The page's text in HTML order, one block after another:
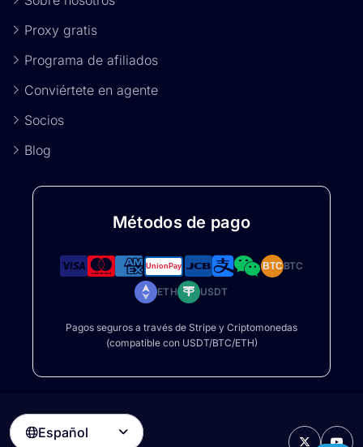
Proxy gratis
Programa de afiliados
Conviértete en agente
Socios
Blog
Métodos de pago
BTCBTC
ETH USDT
Pagos seguros a través de Stripe y Criptomonedas
(compatible con USDT/BTC/ETH)
Español 